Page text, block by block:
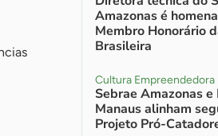
Amazonas é
Membro Honorário
Brasileira
Cultura Empreendedora
Sebrae Amazonas
Manaus alinham
Projeto Pró-